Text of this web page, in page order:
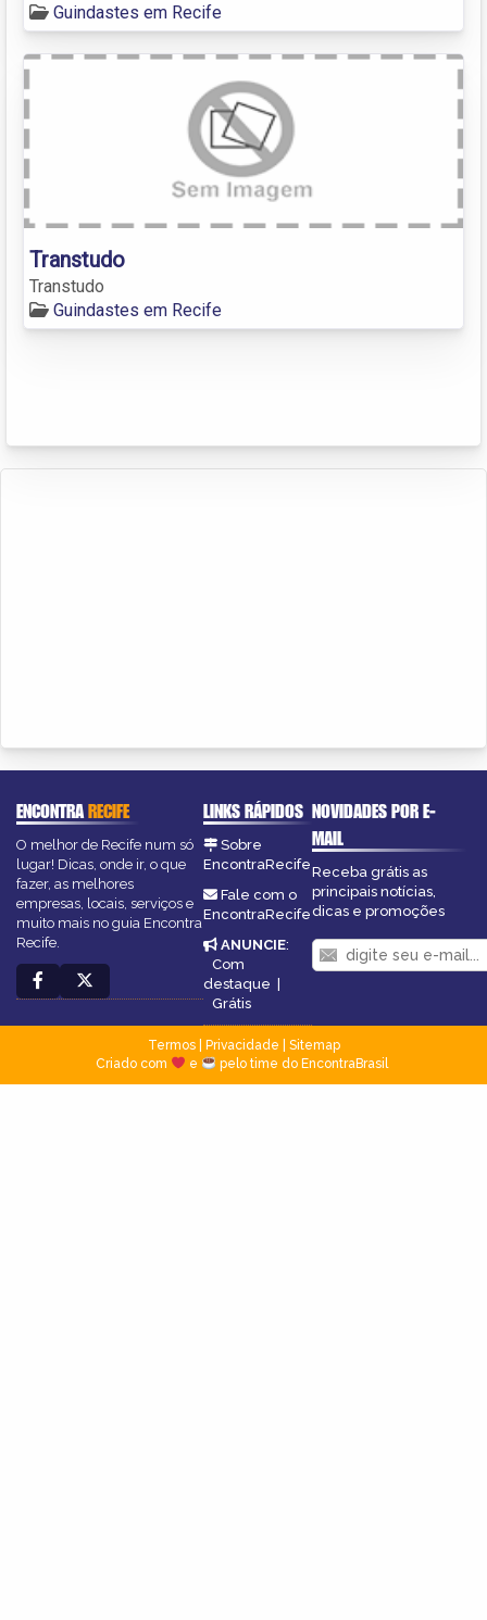
Guindastes em Recife
Transtudo
Transtudo
Guindastes em Recife
ENCONTRARECIFE
O melhor de Recife num só
lugar! Dicas, onde ir, o que
fazer, as melhores
empresas, locais, serviços e
muito mais no guia Encontra
Recife.
LINKS RÁPIDOS
Sobre
EncontraRecife
Fale com o
EncontraRecife
ANUNCIE:
Com
destaque |
Grátis
NOVIDADES POR E-
MAIL
Receba grátis as
principais notícias,
dicas e promoções
Termos| Privacidade
Sitemap
Criado com
e pelo time do EncontraBrasil